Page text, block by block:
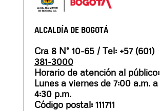
ALCALDÍA DE BOGOTÁ
Cra 8 N° 10-65 / Tel: +57 (601)
381-3000
Horario de atención al público:
Lunes a viernes de 7:00 a.m. a
4:30 p.m.
Código postal: 111711